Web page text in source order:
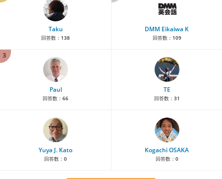
Taku
回答数： 138
DMM Eikaiwa K
回答数： 109
3
Paul
回答数： 66
TE
回答数： 31
Yuya J. Kato
回答数： 0
Kogachi OSAKA
回答数： 0